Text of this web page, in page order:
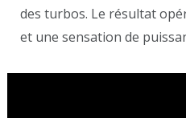
des turbos. Le résultat
et une sensation de